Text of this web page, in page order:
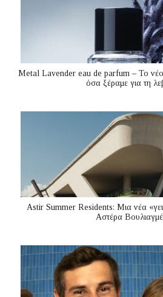
Metal Lavender eau de parfum – Το
όσα ξέραμε για τη
Astir Summer Residents: Μια νέα
Αστέρα